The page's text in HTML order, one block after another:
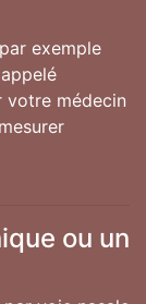
exemple
votre médecin
ou un